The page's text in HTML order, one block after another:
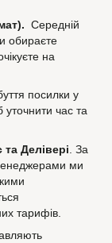
Середній
обираєте
на
посилки у
час та
Делівері . За
ми
тарифів.